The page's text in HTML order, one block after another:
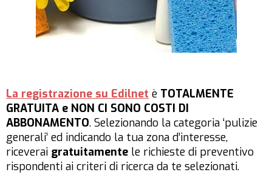
La registrazione su Edilnet è TOTALMENTE
GRATUITA e NON CI SONO COSTI DI
ABBONAMENTO. Selezionando la categoria ‘pulizie
generali’ ed indicando la tua zona d’interesse,
riceverai gratuitamente le richieste di preventivo
rispondenti ai criteri di ricerca da te selezionati.